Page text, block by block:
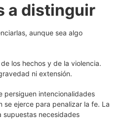
a distinguir
aunque sea algo
los hechos y de la violencia.
ni extensión.
persiguen intencionalidades
se ejerce para penalizar la fe. La
supuestas necesidades